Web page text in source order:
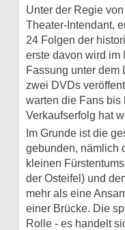
Unter der Regie
Theater-Intendant,
24 Folgen der
erste davon wird im
Fassung unter
zwei DVDs
warten die Fans bis
Verkaufserfolg hat
Im Grunde ist die
gebunden, nämlich
kleinen
der Osteifel) und
mehr als eine
einer Brücke. Die
Rolle - es handelt